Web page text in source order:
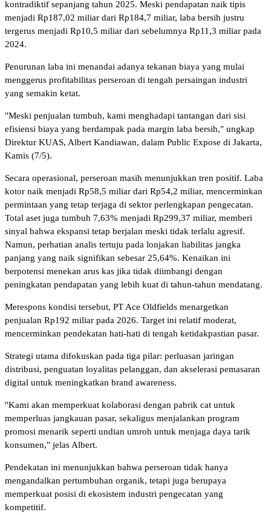
kontradiktif sepanjang tahun 2025. Meski pendapatan naik tipis
menjadi Rp187,02 miliar dari Rp184,7 miliar, laba bersih justru
tergerus menjadi Rp10,5 miliar dari sebelumnya Rp11,3 miliar pada
2024.
Penurunan laba ini menandai adanya tekanan biaya yang mulai
menggerus profitabilitas perseroan di tengah persaingan industri
yang semakin ketat.
"Meski penjualan tumbuh, kami menghadapi tantangan dari sisi
efisiensi biaya yang berdampak pada margin laba bersih," ungkap
Direktur KUAS, Albert Kandiawan, dalam Public Expose di Jakarta,
Kamis (7/5).
Secara operasional, perseroan masih menunjukkan tren positif. Laba
kotor naik menjadi Rp58,5 miliar dari Rp54,2 miliar, mencerminkan
permintaan yang tetap terjaga di sektor perlengkapan pengecatan.
Total aset juga tumbuh 7,63% menjadi Rp299,37 miliar, memberi
sinyal bahwa ekspansi tetap berjalan meski tidak terlalu agresif.
Namun, perhatian analis tertuju pada lonjakan liabilitas jangka
panjang yang naik signifikan sebesar 25,64%. Kenaikan ini
berpotensi menekan arus kas jika tidak diimbangi dengan
peningkatan pendapatan yang lebih kuat di tahun-tahun mendatang.
Merespons kondisi tersebut, PT Ace Oldfields menargetkan
penjualan Rp192 miliar pada 2026. Target ini relatif moderat,
mencerminkan pendekatan hati-hati di tengah ketidakpastian pasar.
Strategi utama difokuskan pada tiga pilar: perluasan jaringan
distribusi, penguatan loyalitas pelanggan, dan akselerasi pemasaran
digital untuk meningkatkan brand awareness.
"Kami akan memperkuat kolaborasi dengan pabrik cat untuk
memperluas jangkauan pasar, sekaligus menjalankan program
promosi menarik seperti undian umroh untuk menjaga daya tarik
konsumen," jelas Albert.
Pendekatan ini menunjukkan bahwa perseroan tidak hanya
mengandalkan pertumbuhan organik, tetapi juga berupaya
memperkuat posisi di ekosistem industri pengecatan yang
kompetitif.